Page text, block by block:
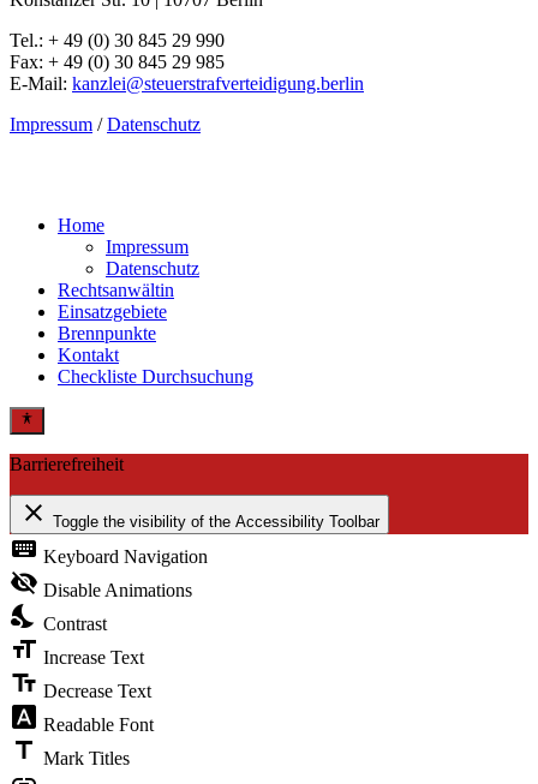
Tel.: + 49 (0) 30 845 29 990
Fax: + 49 (0) 30 845 29 985
E-Mail: kanzlei@steuerstrafverteidigung.berlin
Impressum /Datenschutz
Close
Home
Impressum
Datenschutz
Rechtsanwältin
Einsatzgebiete
Brennpunkte
Kontakt
Checkliste Durchsuchung
Barrierefreiheit
close Toggle the visibility of the Accessibility Toolbar
keyboard Keyboard Navigation
visibility_off Disable Animations
nights_stay Contrast
format_size Increase Text
text_fields Decrease Text
font_download Readable Font
title Mark Titles